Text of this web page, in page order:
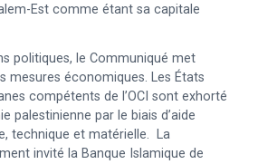
Est comme étant sa capitale
politiques, le Communiqué met
mesures économiques. Les États
compétents de l’OCI sont exhorté
palestinienne par le biais d’aide
technique et matérielle. La
invité la Banque Islamique de